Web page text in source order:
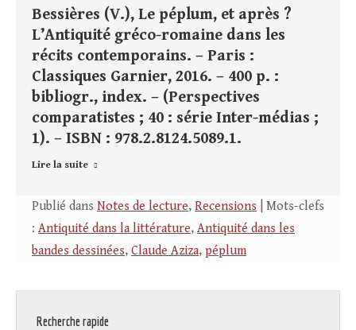
Bessières (V.), Le péplum, et après ?
L’Antiquité gréco-romaine dans les
récits contemporains. – Paris :
Classiques Garnier, 2016. – 400 p. :
bibliogr., index. – (Perspectives
comparatistes ; 40 : série Inter-médias ;
1). – ISBN : 978.2.8124.5089.1.
Lire la suite
Publié dans Notes de lecture, Recensions | Mots-clefs
: Antiquité dans la littérature, Antiquité dans les
bandes dessinées, Claude Aziza, péplum
Recherche rapide